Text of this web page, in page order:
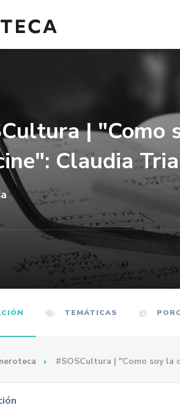
| "Como
Claudia
TEMÁTICAS
#SOSCultura | "Como soy la